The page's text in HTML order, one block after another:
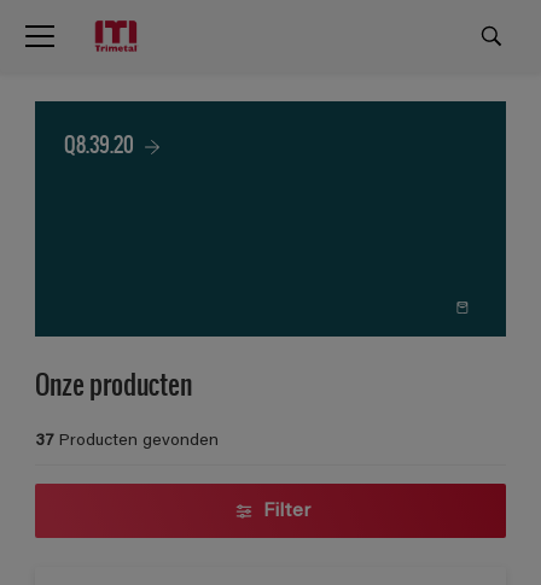
Q8.39.20
Onze producten
37 Producten gevonden
Filter